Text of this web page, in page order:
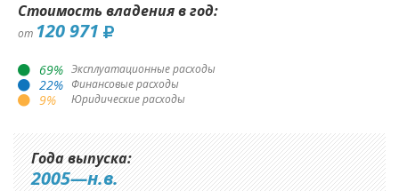
Стоимость владения в год:
от 120 971
69% Эксплуатационные расходы
22% Финансовые расходы
9% Юридические расходы
Года выпуска:
2005—н.в.